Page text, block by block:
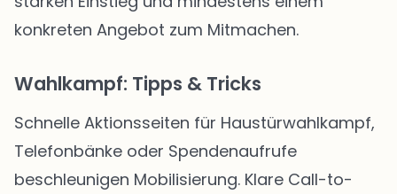
konkreten Angebot zum Mitmachen.
Wahlkampf: Tipps & Tricks
Schnelle Aktionsseiten für Haustürwahlkampf,
Telefonbänke oder Spendenaufrufe
beschleunigen Mobilisierung. Klare Call-to-